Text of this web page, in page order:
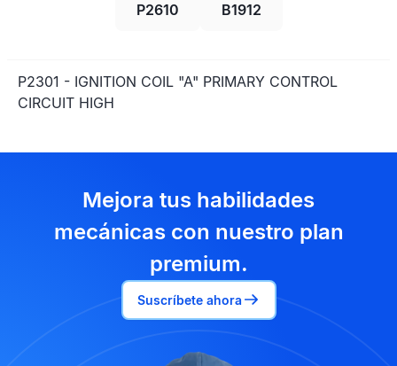
P2610 B1912
P2301 - IGNITION COIL "A" PRIMARY CONTROL
CIRCUIT HIGH
Mejora tus habilidades
mecánicas con nuestro plan
premium.
Suscríbete ahora